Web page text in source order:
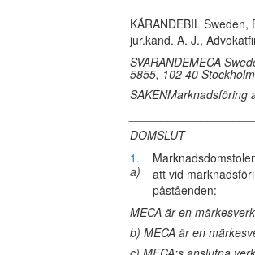
KÄRANDEBIL
jur.kand. A. J.,
SVARANDEMECA
5855, 102 40 Stockholm
SAKENMarknadsföring
DOMSLUT
1.
att vid
påståenden:
a)
MECA är en
b) MECA är en